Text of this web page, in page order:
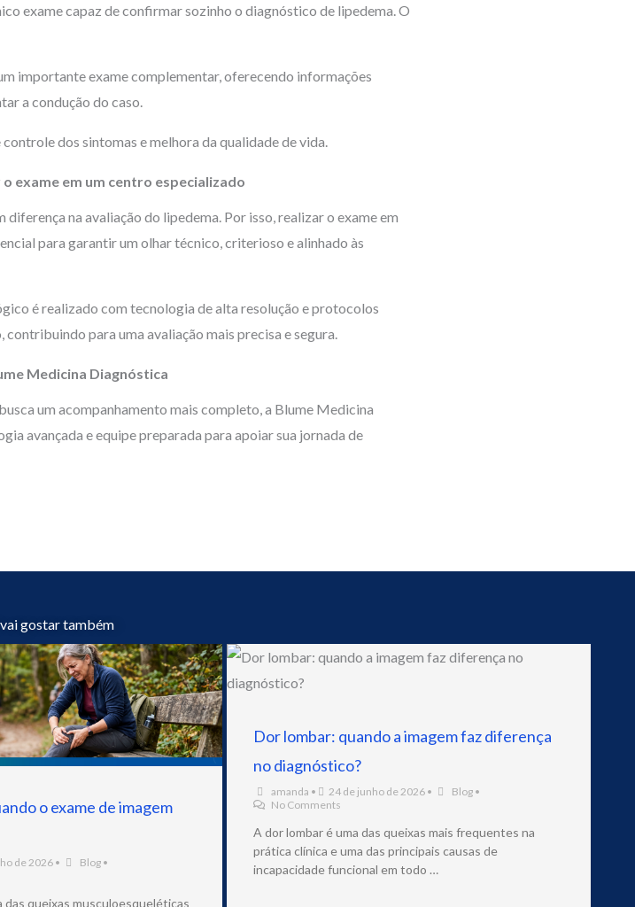
exame capaz de confirmar sozinho o diagnóstico de lipedema. O
importante exame complementar, oferecendo informações
a condução do caso.
dos sintomas e melhora da qualidade de vida.
exame em um centro especializado
na avaliação do lipedema. Por isso, realizar o exame em
para garantir um olhar técnico, criterioso e alinhado às
é realizado com tecnologia de alta resolução e protocolos
para uma avaliação mais precisa e segura.
Medicina Diagnóstica
um acompanhamento mais completo, a Blume Medicina
avançada e equipe preparada para apoiar sua jornada de
gostar também
o exame de imagem
de 2026 • Blog •
das queixas musculoesqueléticas
Dor lombar: quando a imagem faz diferença
no diagnóstico?
amanda • 24 de junho de 2026 • Blog •
No Comments
A dor lombar é uma das queixas mais frequentes na
prática clínica e uma das principais causas de
incapacidade funcional em todo …